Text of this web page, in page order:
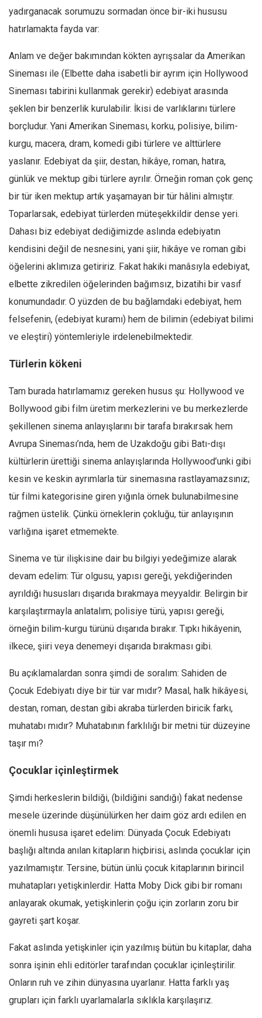
Manzara
Gıda-Beslenme
Avrupa
Asya
Afrika
İslam Dünyası
Amerika
Avustralya
Dosyalar
yadırganacak sorumuzu sormadan önce bir-iki hususu
hatırlamakta fayda var:
Anlam ve değer bakımından kökten ayrışsalar da Amerikan
Sineması ile (Elbette daha isabetli bir ayrım için Hollywood
Sineması tabirini kullanmak gerekir) edebiyat arasında
şeklen bir benzerlik kurulabilir. İkisi de varlıklarını türlere
borçludur. Yani Amerikan Sineması, korku, polisiye, bilim-
kurgu, macera, dram, komedi gibi türlere ve alttürlere
yaslanır. Edebiyat da şiir, destan, hikâye, roman, hatıra,
günlük ve mektup gibi türlere ayrılır. Örneğin roman çok genç
bir tür iken mektup artık yaşamayan bir tür hâlini almıştır.
Toparlarsak, edebiyat türlerden müteşekkildir dense yeri.
Dahası biz edebiyat dediğimizde aslında edebiyatın
kendisini değil de nesnesini, yani şiir, hikâye ve roman gibi
öğelerini aklımıza getiririz. Fakat hakiki manâsıyla edebiyat,
elbette zikredilen öğelerinden bağımsız, bizatihi bir vasıf
konumundadır. O yüzden de bu bağlamdaki edebiyat, hem
felsefenin, (edebiyat kuramı) hem de bilimin (edebiyat bilimi
ve eleştiri) yöntemleriyle irdelenebilmektedir.
Türlerin kökeni
Tam burada hatırlamamız gereken husus şu: Hollywood ve
Bollywood gibi film üretim merkezlerini ve bu merkezlerde
şekillenen sinema anlayışlarını bir tarafa bırakırsak hem
Avrupa Sineması’nda, hem de Uzakdoğu gibi Batı-dışı
kültürlerin ürettiği sinema anlayışlarında Hollywood’unki gibi
kesin ve keskin ayrımlarla tür sinemasına rastlayamazsınız;
tür filmi kategorisine giren yığınla örnek bulunabilmesine
rağmen üstelik. Çünkü örneklerin çokluğu, tür anlayışının
varlığına işaret etmemekte.
Sinema ve tür ilişkisine dair bu bilgiyi yedeğimize alarak
devam edelim: Tür olgusu, yapısı gereği, yekdiğerinden
ayrıldığı hususları dışarıda bırakmaya meyyaldir. Belirgin bir
karşılaştırmayla anlatalım; polisiye türü, yapısı gereği,
örneğin bilim-kurgu türünü dışarıda bırakır. Tıpkı hikâyenin,
ilkece, şiiri veya denemeyi dışarıda bırakması gibi.
Bu açıklamalardan sonra şimdi de soralım: Sahiden de
Çocuk Edebiyatı diye bir tür var mıdır? Masal, halk hikâyesi,
destan, roman, destan gibi akraba türlerden biricik farkı,
muhatabı mıdır? Muhatabının farklılığı bir metni tür düzeyine
taşır mı?
Çocuklar içinleştirmek
Şimdi herkeslerin bildiği, (bildiğini sandığı) fakat nedense
mesele üzerinde düşünülürken her daim göz ardı edilen en
önemli hususa işaret edelim: Dünyada Çocuk Edebiyatı
başlığı altında anılan kitapların hiçbirisi, aslında çocuklar için
yazılmamıştır. Tersine, bütün ünlü çocuk kitaplarının birincil
muhatapları yetişkinlerdir. Hatta Moby Dick gibi bir romanı
anlayarak okumak, yetişkinlerin çoğu için zorların zoru bir
gayreti şart koşar.
Fakat aslında yetişkinler için yazılmış bütün bu kitaplar, daha
sonra işinin ehli editörler tarafından çocuklar içinleştirilir.
Onların ruh ve zihin dünyasına uyarlanır. Hatta farklı yaş
grupları için farklı uyarlamalarla sıklıkla karşılaşırız.